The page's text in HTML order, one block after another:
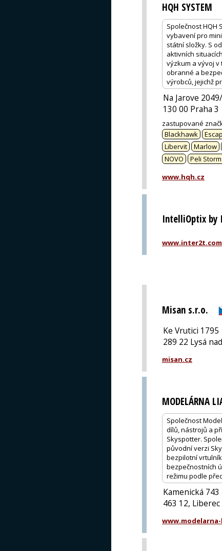
HQH SYSTEM
Společnost HQH
vybavení pro
státní složky. S
aktivních
výzkum a vývoj
obranné a
výrobců, jejichž
Na Jarove
130 00 Praha 3
zastupované
Blackhawk
Libervit
Marlow
NOVO
Peli
www.hqh.cz
IntelliOptix by
www.inter2t.com
Misan s.r.o.
Ke Vrutici 1795
289 22 Lysá
misan.cz
MODELÁRNA
Společnost
dílů, nástrojů a
Skyspotter.
původní verzi
bezpilotní
bezpečnostních
režimu podle
Kamenická 743
463 12, Liberec